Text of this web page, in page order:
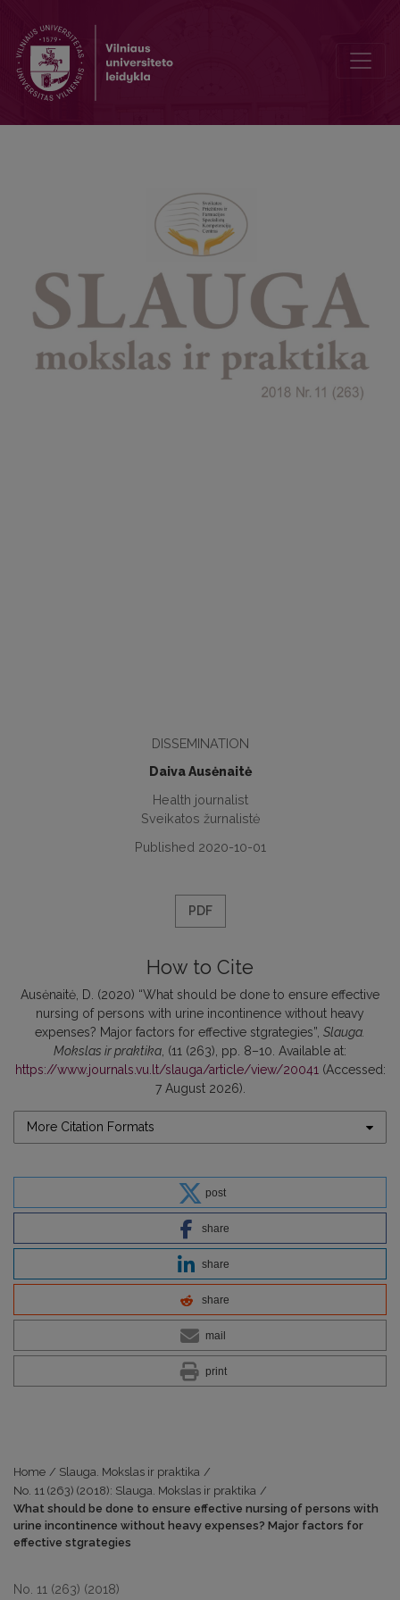
DISSEMINATION
Daiva Ausėnaitė
Health journalist
Sveikatos žurnalistė
Published 2020-10-01
PDF
How to Cite
Ausėnaitė, D. (2020) “What should be done to ensure effective
nursing of persons with urine incontinence without heavy
expenses? Major factors for effective stgrategies”, Slauga.
Mokslas ir praktika, (11 (263), pp. 8–10. Available at:
https://www.journals.vu.lt/slauga/article/view/20041(Accessed:
7 August 2026).
More Citation Formats
post
share
share
share
mail
print
Home / Slauga. Mokslas ir praktika /
No. 11 (263) (2018): Slauga. Mokslas ir praktika /
What should be done to ensure effective nursing of persons with
urine incontinence without heavy expenses? Major factors for
effective stgrategies
No. 11 (263) (2018)